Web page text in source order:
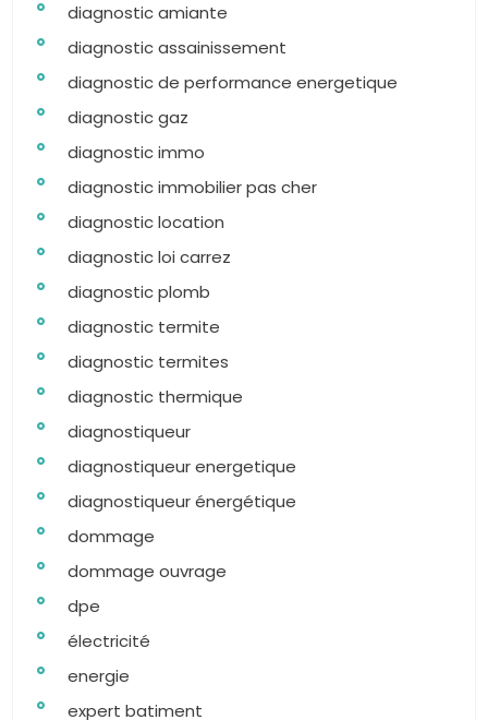
diagnostic amiante
diagnostic assainissement
diagnostic de performance energetique
diagnostic gaz
diagnostic immo
diagnostic immobilier pas cher
diagnostic location
diagnostic loi carrez
diagnostic plomb
diagnostic termite
diagnostic termites
diagnostic thermique
diagnostiqueur
diagnostiqueur energetique
diagnostiqueur énergétique
dommage
dommage ouvrage
dpe
électricité
energie
expert batiment